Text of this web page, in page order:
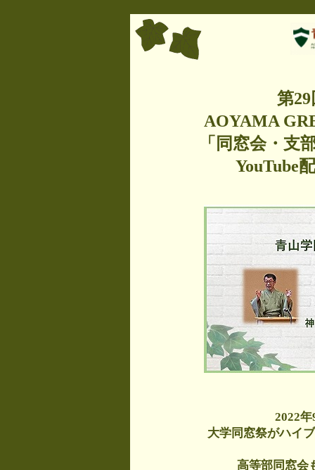
第
AOYAMA
「同窓会・支
YouTube
2022
大学同窓祭がハイ
高等部同窓会